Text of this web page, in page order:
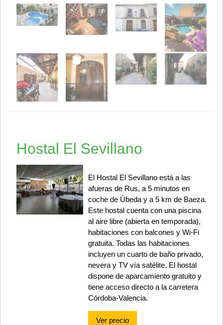
Hostal El Sevillano
El Hostal El Sevillano está a las
afueras de Rus, a 5 minutos en
coche de Úbeda y a 5 km de Baeza.
Este hostal cuenta con una piscina
al aire libre (abierta en temporada),
habitaciones con balcones y Wi-Fi
gratuita. Todas las habitaciones
incluyen un cuarto de baño privado,
nevera y TV vía satélite. El hostal
dispone de aparcamiento gratuito y
tiene acceso directo a la carretera
Córdoba-Valencia.
Ver precio